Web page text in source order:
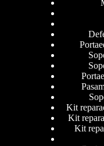
Kit
Kit
Kit